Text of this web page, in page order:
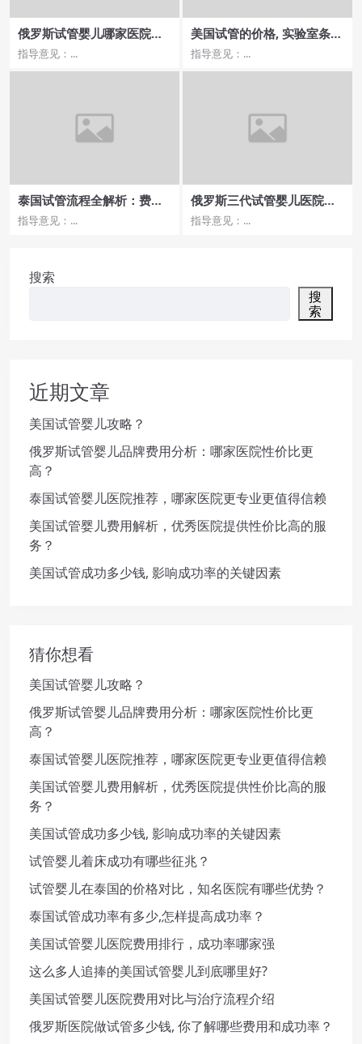
俄罗斯试管婴儿哪家医院技
术更新快？
指导意见：...
美国试管的价格, 实验室条件
对成功率的影响？
指导意见：...
泰国试管流程全解析：费
用、步骤与成功关键
指导意见：...
俄罗斯三代试管婴儿医院哪
家好，成功大盘点？
指导意见：...
搜索
搜
索
近期文章
美国试管婴儿攻略？
俄罗斯试管婴儿品牌费用分析：哪家医院性价比更
高？
泰国试管婴儿医院推荐，哪家医院更专业更值得信赖
美国试管婴儿费用解析，优秀医院提供性价比高的服
务？
美国试管成功多少钱, 影响成功率的关键因素
猜你想看
美国试管婴儿攻略？
俄罗斯试管婴儿品牌费用分析：哪家医院性价比更
高？
泰国试管婴儿医院推荐，哪家医院更专业更值得信赖
美国试管婴儿费用解析，优秀医院提供性价比高的服
务？
美国试管成功多少钱, 影响成功率的关键因素
试管婴儿着床成功有哪些征兆？
试管婴儿在泰国的价格对比，知名医院有哪些优势？
泰国试管成功率有多少,怎样提高成功率？
美国试管婴儿医院费用排行，成功率哪家强
这么多人追捧的美国试管婴儿到底哪里好?
美国试管婴儿医院费用对比与治疗流程介绍
俄罗斯医院做试管多少钱, 你了解哪些费用和成功率？